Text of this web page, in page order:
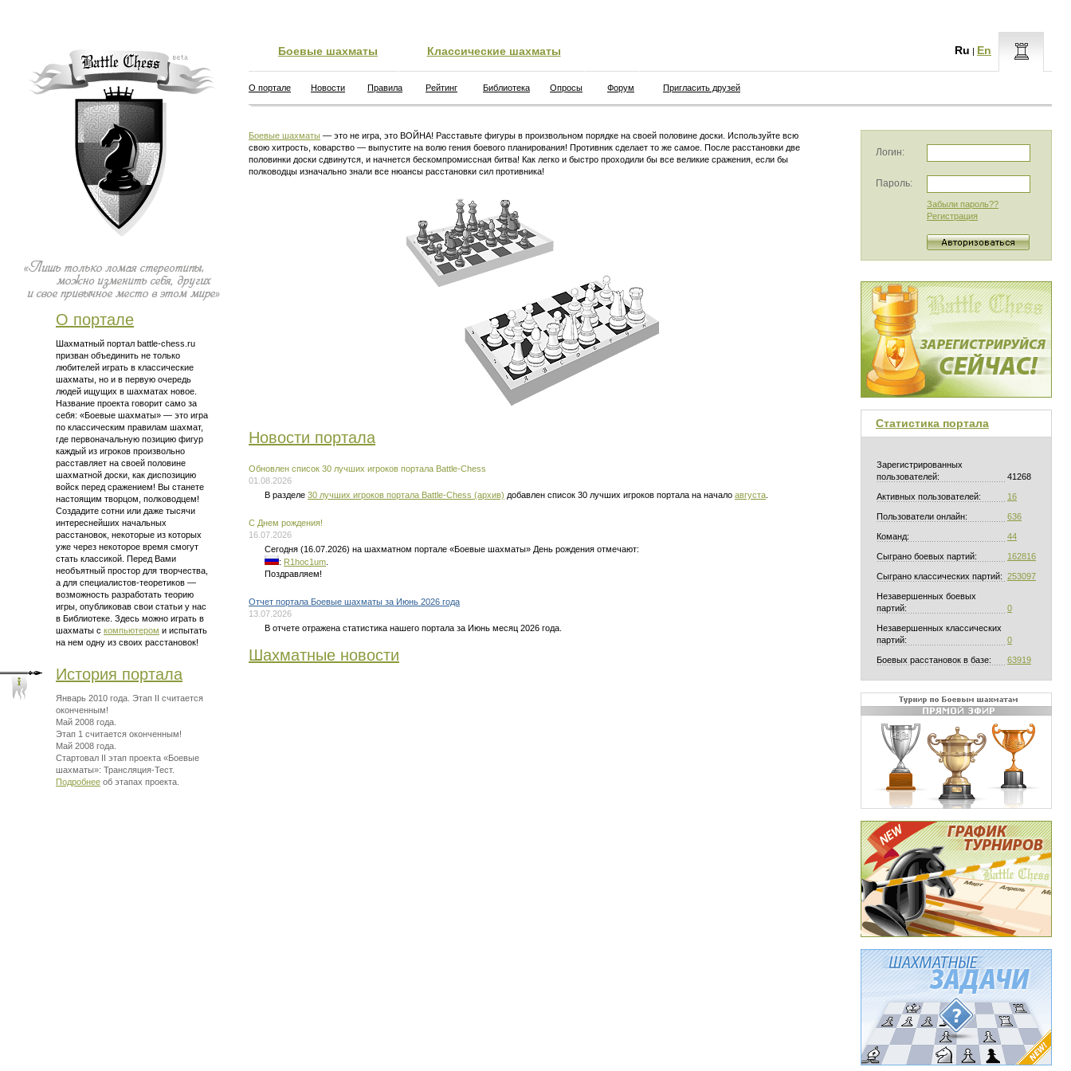
О портале
Шахматный портал battle-chess.ru
призван объединить не только
любителей играть в классические
шахматы, но и в первую очередь
людей ищущих в шахматах новое.
Название проекта говорит само за
себя: «Боевые шахматы» — это игра
по классическим правилам шахмат,
где первоначальную позицию фигур
каждый из игроков произвольно
расставляет на своей половине
шахматной доски, как диспозицию
войск перед сражением! Вы станете
настоящим творцом, полководцем!
Создадите сотни или даже тысячи
интереснейших начальных
расстановок, некоторые из которых
уже через некоторое время смогут
стать классикой. Перед Вами
необъятный простор для творчества,
а для специалистов-теоретиков —
возможность разработать теорию
игры, опубликовав свои статьи у нас
в Библиотеке. Здесь можно играть в
шахматы с компьютером и испытать
на нем одну из своих расстановок!
История портала
Январь 2010 года. Этап II считается
оконченным!
Май 2008 года.
Этап 1 считается оконченным!
Май 2008 года.
Стартовал II этап проекта «Боевые
шахматы»: Трансляция-Тест.
Подробнее об этапах проекта.
Боевые шахматы Классические шахматы Ru | En
О портале Новости Правила Рейтинг Библиотека Опросы Форум Пригласить друзей
Боевые шахматы — это не игра, это ВОЙНА! Расставьте фигуры в произвольном порядке на своей половине доски. Используйте всю
свою хитрость, коварство — выпустите на волю гения боевого планирования! Противник сделает то же самое. После расстановки две
половинки доски сдвинутся, и начнется бескомпромиссная битва! Как легко и быстро проходили бы все великие сражения, если бы
полководцы изначально знали все нюансы расстановки сил противника!
Новости портала
Обновлен список 30 лучших игроков портала Battle-Chess
01.08.2026
В разделе 30 лучших игроков портала Battle-Chess (архив) добавлен список 30 лучших игроков портала на начало августа
C Днем рождения!
16.07.2026
Сегодня (16.07.2026) на шахматном портале «Боевые шахматы» День рождения отмечают:
: R1hoc1um
Поздравляем!
Отчет портала Боевые шахматы за Июнь 2026 года
13.07.2026
В отчете отражена статистика нашего портала за Июнь месяц 2026 года.
Шахматные новости
Логин:
Пароль:
Забыли пароль??
Регистрация
Статистика портала
Зарегистрированных
пользователей:
41268
Активных пользователей: 16
Пользователи онлайн: 636
Команд: 44
Сыграно боевых партий: 162816
Сыграно классических партий: 253097
Незавершенных боевых
партий:
0
Незавершенных классических
партий:
0
Боевых расстановок в базе: 63919